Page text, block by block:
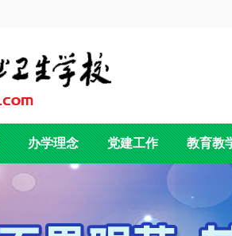
办学理念 党建工作 教育教